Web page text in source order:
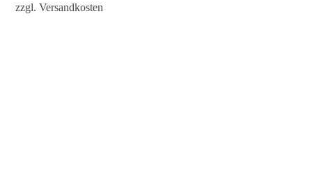
zzgl.Versandkosten